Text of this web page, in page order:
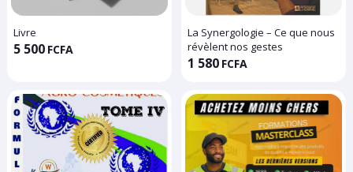
Livre
5 500 FCFA
La Synergologie – Ce que nous
révèlent nos gestes
1 580 FCFA